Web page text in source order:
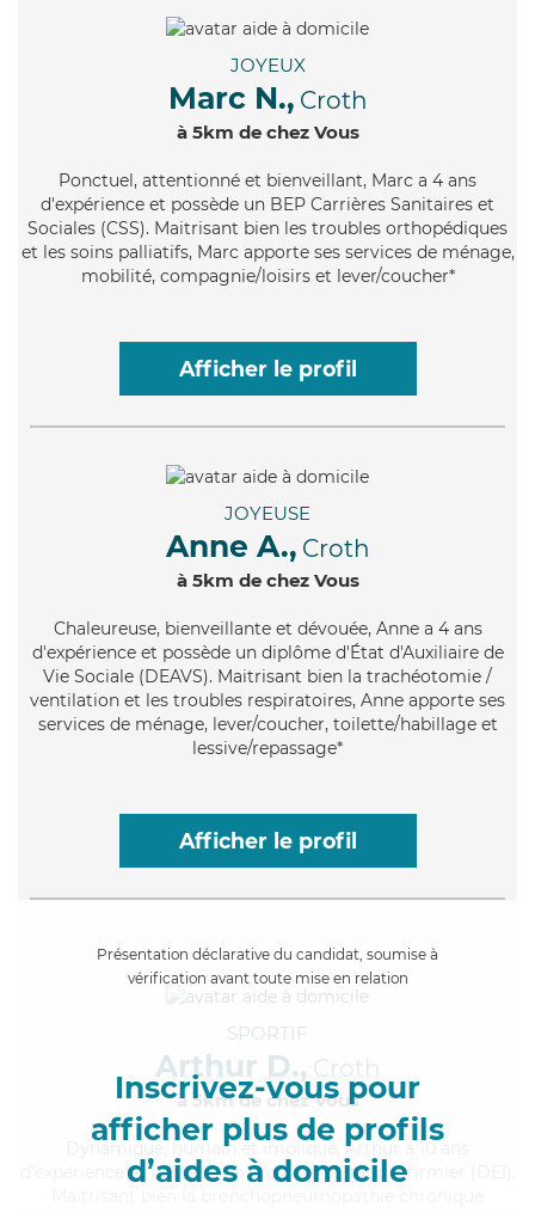
JOYEUX
Marc N., Croth
à 5km de chez Vous
Ponctuel, attentionné et bienveillant, Marc a 4 ans
d'expérience et possède un BEP Carrières Sanitaires et
Sociales (CSS). Maitrisant bien les troubles orthopédiques
et les soins palliatifs, Marc apporte ses services de ménage,
mobilité, compagnie/loisirs et lever/coucher*
Afficher le profil
JOYEUSE
Anne A., Croth
à 5km de chez Vous
Chaleureuse, bienveillante et dévouée, Anne a 4 ans
d'expérience et possède un diplôme d'État d'Auxiliaire de
Vie Sociale (DEAVS). Maitrisant bien la trachéotomie /
ventilation et les troubles respiratoires, Anne apporte ses
services de ménage, lever/coucher, toilette/habillage et
lessive/repassage*
Afficher le profil
Présentation déclarative du candidat, soumise à
vérification avant toute mise en relation
Inscrivez-vous pour
afficher plus de profils
d’aides à domicile
SPORTIF
Arthur D., Croth
à 5km de chez Vous
, humain et impliqué, Arthur a 10 ans
d'expérience et possède un diplôme d'Etat d'infirmier (DEI).